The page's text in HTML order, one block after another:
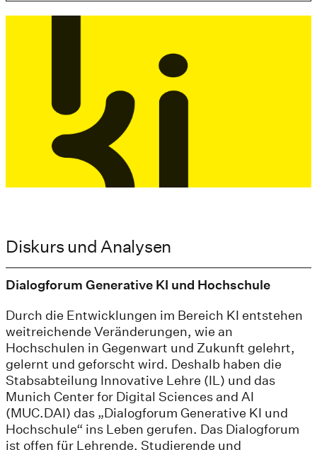
Diskurs und Analysen
Dialogforum Generative KI und Hochschule
Durch die Entwicklungen im Bereich KI entstehen
weitreichende Veränderungen, wie an
Hochschulen in Gegenwart und Zukunft gelehrt,
gelernt und geforscht wird. Deshalb haben die
Stabsabteilung Innovative Lehre (IL) und das
Munich Center for Digital Sciences and AI
(MUC.DAI) das „Dialogforum Generative KI und
Hochschule“ ins Leben gerufen. Das Dialogforum
ist offen für Lehrende, Studierende und